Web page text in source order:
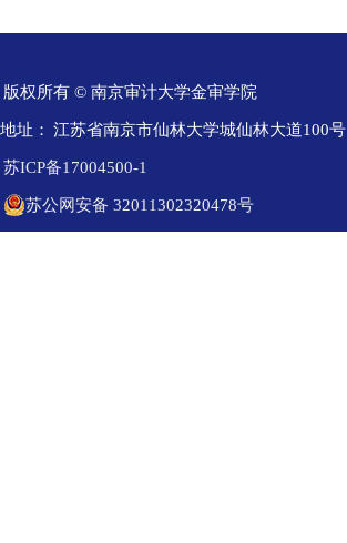
版权所有 © 南京审计大学金审学院
地址： 江苏省南京市仙林大学城仙林大道100号
苏ICP备17004500-1
苏公网安备 32011302320478号